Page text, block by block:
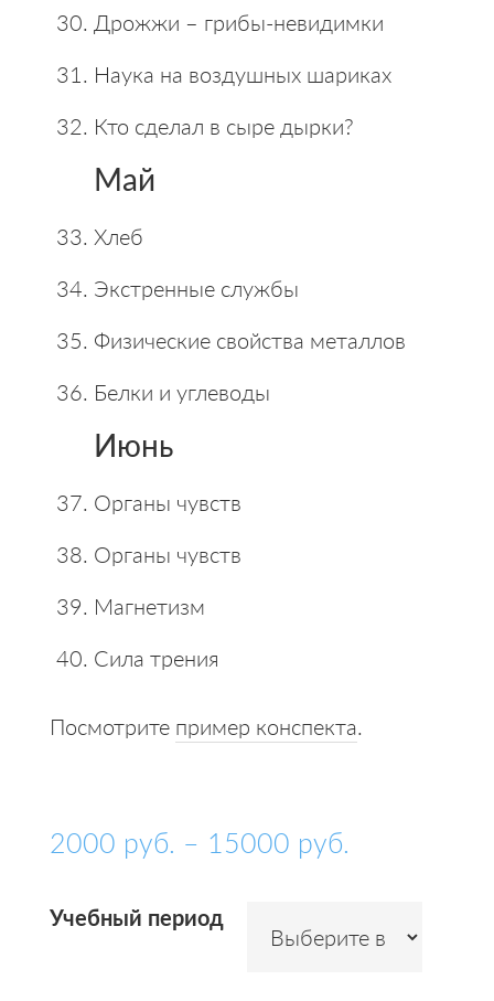
Дрожжи – грибы-невидимки
Наука на воздушных шариках
Кто сделал в сыре дырки?
Май
Хлеб
Экстренные службы
Физические свойства металлов
Белки и углеводы
Июнь
Органы чувств
Органы чувств
Магнетизм
Сила трения
Посмотрите пример конспекта.
2000 руб. – 15000 руб.
Учебный период